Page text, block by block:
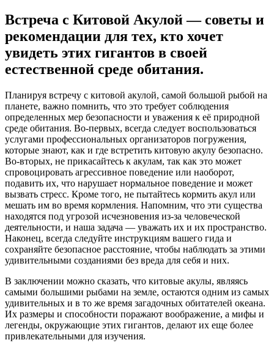
Встреча с Китовой Акулой — советы и
рекомендации для тех, кто хочет
увидеть этих гигантов в своей
естественной среде обитания.
Планируя встречу с китовой акулой, самой большой рыбой на
планете, важно помнить, что это требует соблюдения
определенных мер безопасности и уважения к её природной
среде обитания. Во-первых, всегда следует воспользоваться
услугами профессиональных организаторов погружения,
которые знают, как и где встретить китовую акулу безопасно.
Во-вторых, не прикасайтесь к акулам, так как это может
спровоцировать агрессивное поведение или наоборот,
подавить их, что нарушает нормальное поведение и может
вызвать стресс. Кроме того, не пытайтесь кормить акул или
мешать им во время кормления. Напомним, что эти существа
находятся под угрозой исчезновения из-за человеческой
деятельности, и наша задача — уважать их и их пространство.
Наконец, всегда следуйте инструкциям вашего гида и
сохраняйте безопасное расстояние, чтобы наблюдать за этими
удивительными созданиями без вреда для себя и них.
В заключении можно сказать, что китовые акулы, являясь
самыми большими рыбами на земле, остаются одним из самых
удивительных и в то же время загадочных обитателей океана.
Их размеры и способности поражают воображение, а мифы и
легенды, окружающие этих гигантов, делают их еще более
привлекательными для изучения.